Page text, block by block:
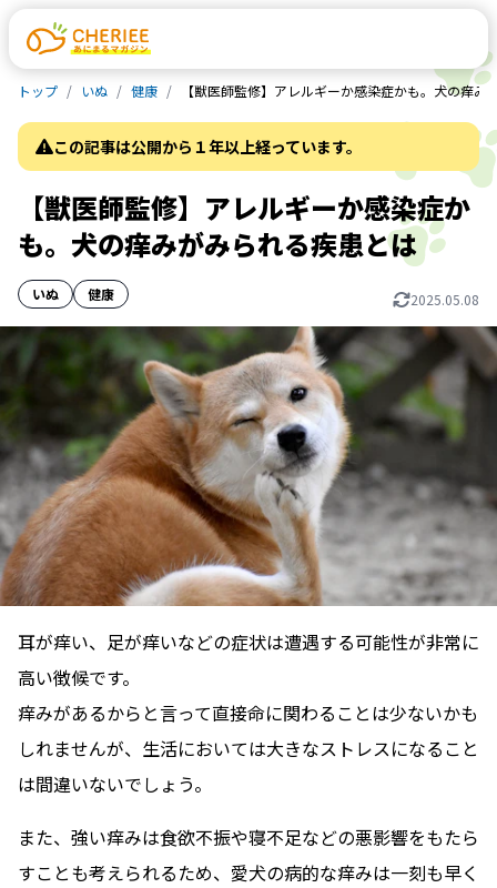
トップ いぬ 健康 【獣医師監修】アレルギーか感染症かも。犬の痒み
この記事は公開から１年以上経っています。
【獣医師監修】アレルギーか感染症か
も。犬の痒みがみられる疾患とは
いぬ 健康 2025.05.08
耳が痒い、足が痒いなどの症状は遭遇する可能性が非常に
高い徴候です。
痒みがあるからと言って直接命に関わることは少ないかも
しれませんが、生活においては大きなストレスになること
は間違いないでしょう。
また、強い痒みは食欲不振や寝不足などの悪影響をもたら
すことも考えられるため、愛犬の病的な痒みは一刻も早く